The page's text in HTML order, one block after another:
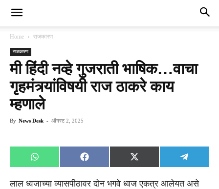
Home राजकारण
राजकारण
मी हिंदी नव्हे गुजराती भाषिक…वाचा
गृहमंत्र्यांविषयी राज ठाकरे काय
म्हणाले
By News Desk - ऑगस्ट 2, 2025
Share
on
WhatsApp
Share
on
Facebook
Share
on
X
(Twitter)
Share
on
लाल ध्वजाच्या व्यासपीठावर दोन भगवे ध्वज एकत्र आलेयत असे